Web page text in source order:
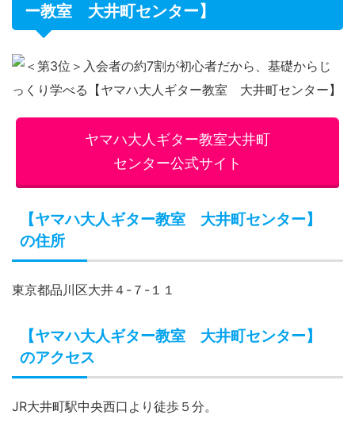
ー教室 大井町センター】
ヤマハ大人ギター教室大井町
センター公式サイト
【ヤマハ大人ギター教室 大井町センター】
の住所
東京都品川区大井４-７-１１
【ヤマハ大人ギター教室 大井町センター】
のアクセス
JR大井町駅中央西口より徒歩５分。